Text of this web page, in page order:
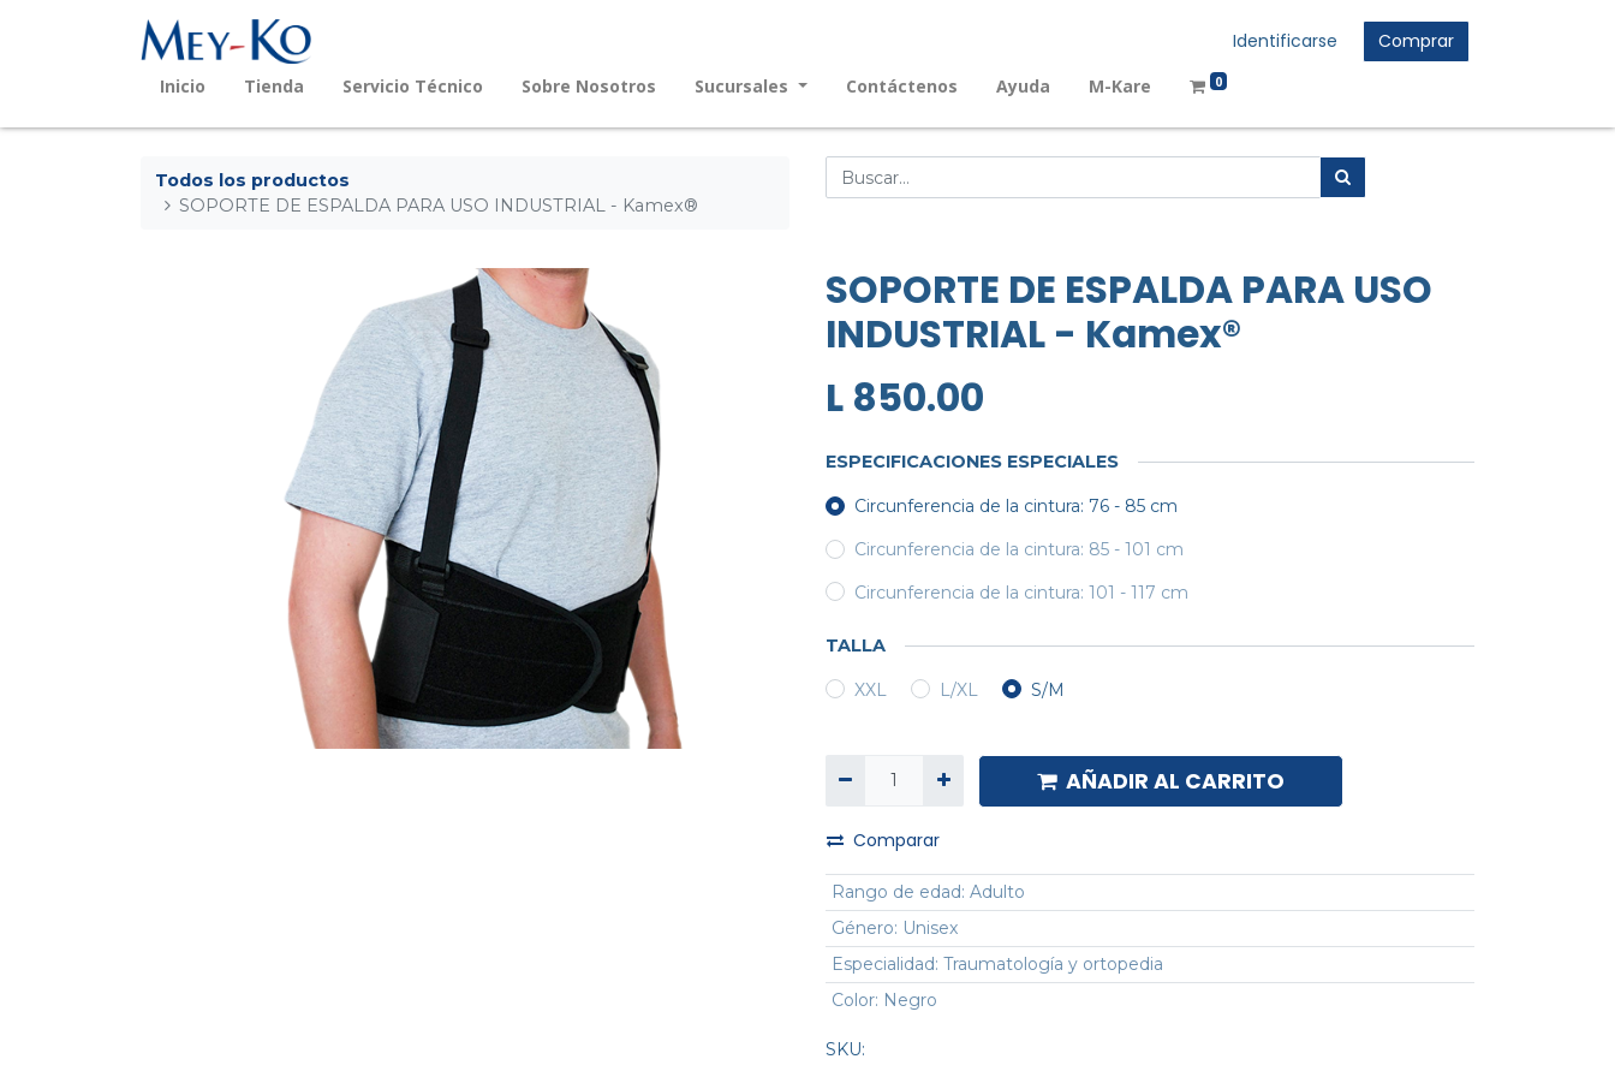
Identificarse Comprar
Inicio Tienda Servicio Técnico Sobre Nosotros Sucursales Contáctenos Ayuda M-Kare 0
Todos los productos
SOPORTE DE ESPALDA PARA USO INDUSTRIAL - Kamex®
SOPORTE DE ESPALDA PARA USO
INDUSTRIAL - Kamex®
L 850.00
ESPECIFICACIONES ESPECIALES
Circunferencia de la cintura: 76 - 85 cm
Circunferencia de la cintura: 85 - 101 cm
Circunferencia de la cintura: 101 - 117 cm
TALLA
XXL L/XL S/M
AÑADIR AL CARRITO
Comparar
Rango de edad: Adulto
Género: Unisex
Especialidad: Traumatología y ortopedia
Color: Negro
SKU: